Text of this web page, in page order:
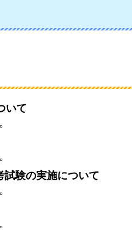
いて
試験の実施について